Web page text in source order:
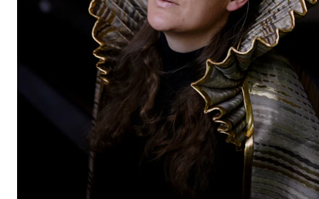
FORSKNING
CREMAH